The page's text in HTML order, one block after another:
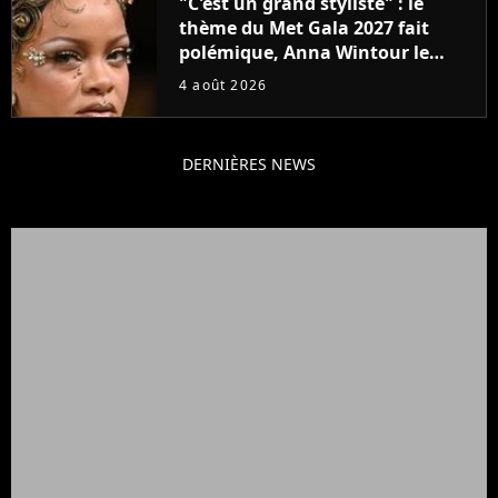
thème du Met Gala 2027 fait
polémique, Anna Wintour le
défend
4 août 2026
DERNIÈRES NEWS